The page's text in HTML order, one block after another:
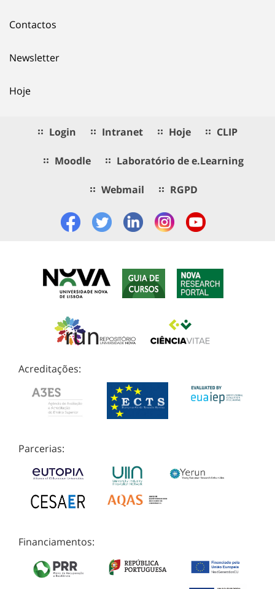
Contactos
Newsletter
Hoje
Login Intranet Hoje CLIP
Moodle Laboratório de e.Learning
Webmail RGPD
Acreditações:
Parcerias:
Financiamentos: